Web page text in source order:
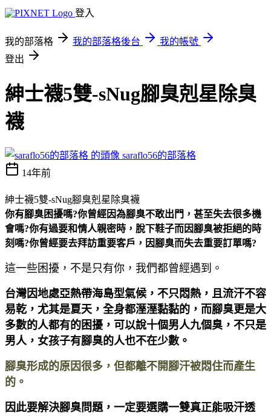
登入
我的部落格 我的部落格後台
我的帳號
登出
紳士襪5雙-sNug腳臭剋星除臭
襪
saraflo56的部落格
14年前
紳士襪5雙-sNug腳臭剋星除臭襪
你有腳臭困擾嗎?你曾經因為腳臭不敢出門，甚至失去很多機
會嗎?你有過要和情人親密時，脫下鞋子而因腳臭被拒絕的時
刻嗎?你曾經要去拜訪重要客戶，因腳臭而失去重要訂單嗎?
這一些困擾，不是只有你，我們都曾經遇到。
台灣因地處亞熱帶海島型氣候，不只悶熱，且流汗不容
易乾，尤其是夏天，全身都溼溼黏黏的，而腳臭更是大
多數的人都有的困擾，可以說十個男人九個臭，不只是
男人，女孩子有腳臭的人也不在少數。
腳臭形成的原因很多，但都離不開腳汗被悶住而產生
的。
因此要解決腳臭問題，一定要選購一雙真正能吸汗透